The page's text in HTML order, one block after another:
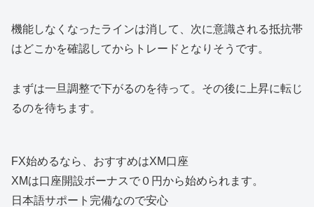
機能しなくなったラインは消して、次に意識される抵抗帯
はどこかを確認してからトレードとなりそうです。
まずは一旦調整で下がるのを待って。その後に上昇に転じ
るのを待ちます。
FX始めるなら、おすすめはXM口座
XMは口座開設ボーナスで０円から始められます。
日本語サポート完備なので安心